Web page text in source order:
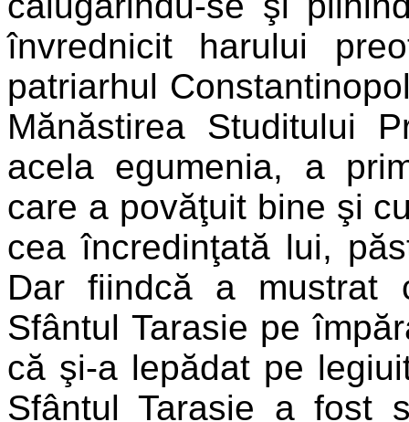
învrednicit harului
patriarhul
Mănăstirea Studitului
acela egumenia, a
care a povăţuit bine şi
cea încredinţată lui,
Dar fiindcă a mustrat
Sfântul Tarasie pe
că şi-a lepădat pe
Sfântul Tarasie a fost